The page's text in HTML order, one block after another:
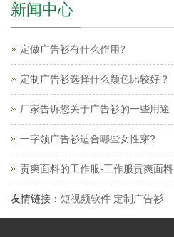
新闻中心
定做广告衫有什么作用?
定制广告衫选择什么颜色比较好？
厂家告诉您关于广告衫的一些用途
一字领广告衫适合哪些女性穿?
贡爽面料的工作服-工作服贡爽面料
友情链接： 短视频软件 定制广告衫